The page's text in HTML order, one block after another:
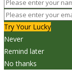
Try Your Lucky
Never
Remind later
No thanks